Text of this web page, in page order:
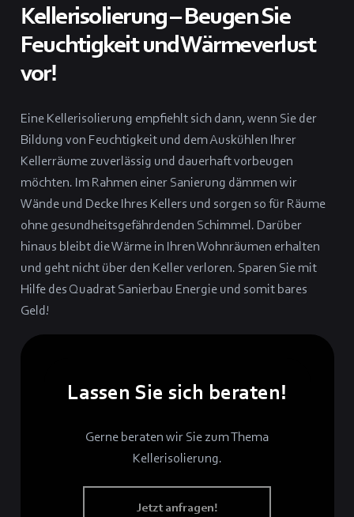
Kellerisolierung – Beugen Sie
Feuchtigkeit und Wärmeverlust
vor!
Eine Kellerisolierung empfiehlt sich dann, wenn Sie der
Bildung von Feuchtigkeit und dem Auskühlen Ihrer
Kellerräume zuverlässig und dauerhaft vorbeugen
möchten. Im Rahmen einer Sanierung dämmen wir
Wände und Decke Ihres Kellers und sorgen so für Räume
ohne gesundheitsgefährdenden Schimmel. Darüber
hinaus bleibt die Wärme in Ihren Wohnräumen erhalten
und geht nicht über den Keller verloren. Sparen Sie mit
Hilfe des Quadrat Sanierbau Energie und somit bares
Geld!
Lassen Sie sich beraten!
Gerne beraten wir Sie zum Thema
Kellerisolierung.
Jetzt anfragen!